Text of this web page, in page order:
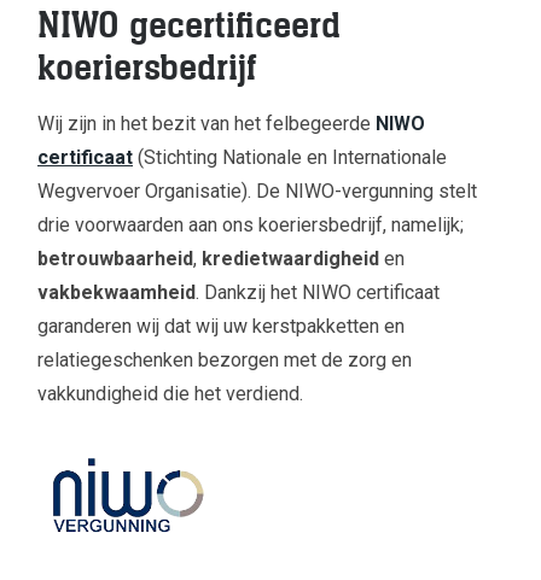
NIWO gecertificeerd
koeriersbedrijf
Wij zijn in het bezit van het felbegeerde NIWO
certificaat (Stichting Nationale en Internationale
Wegvervoer Organisatie). De NIWO-vergunning stelt
drie voorwaarden aan ons koeriersbedrijf, namelijk;
betrouwbaarheid, kredietwaardigheid en
vakbekwaamheid. Dankzij het NIWO certificaat
garanderen wij dat wij uw kerstpakketten en
relatiegeschenken bezorgen met de zorg en
vakkundigheid die het verdiend.